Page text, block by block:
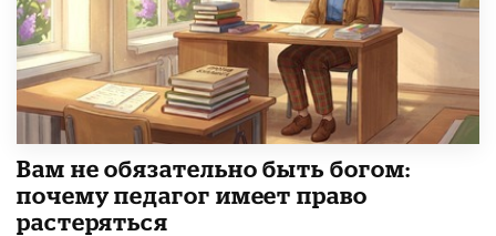
​Вам не обязательно быть богом:
почему педагог имеет право
растеряться